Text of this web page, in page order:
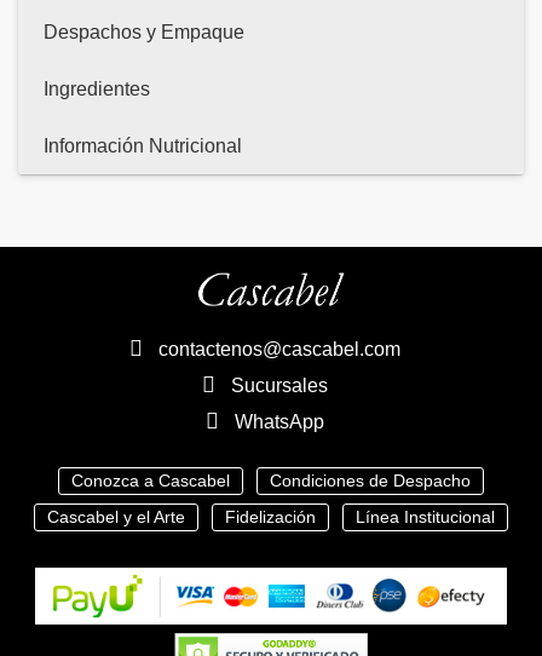
Despachos y Empaque
Ingredientes
Información Nutricional
contactenos@cascabel.com
Sucursales
WhatsApp
Conozca a Cascabel
Condiciones de Despacho
Cascabel y el Arte
Fidelización Línea Institucional